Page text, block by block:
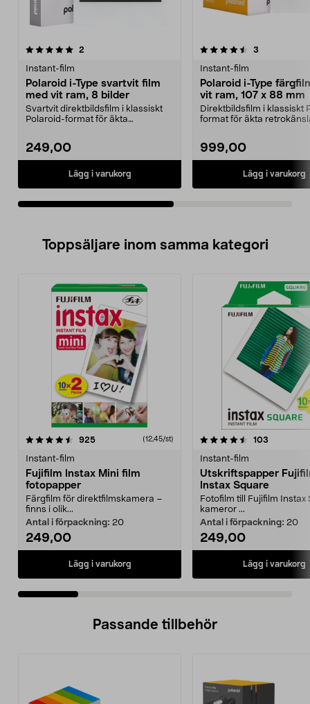
2
Instant-film
Polaroid i-Type svartvit film
med vit ram, 8 bilder
Svartvit direktbildsfilm i klassiskt
Polaroid-format för äkta
249,00
Lägg i varukorg
4.5av 5 stjärnor 3
Instant-film
Polaroid i-Type
vit ram, 107 x 88 mm
Direktbildsfilm i klassiskt
format för äkta
999,00
Lägg i varukorg
4.0av 5 stjärnor
Toppsäljare inom samma kategori
925recensioner (12,45/st)
Instant-film
Fujifilm Instax Mini film
fotopapper
Färgfilm för direktfilmskamera –
finns i olik...
Antal i förpackning: 20
249,00
Lägg i varukorg
4.5 av 5 stjärnor 103
Instant-film
Utskriftspapper
Instax Square
Fotofilm till Fujifilm Instax
kameror ...
Antal i förpackning: 20
249,00
Lägg i varukorg
4.5 av 5 stjärnor
Passande tillbehör